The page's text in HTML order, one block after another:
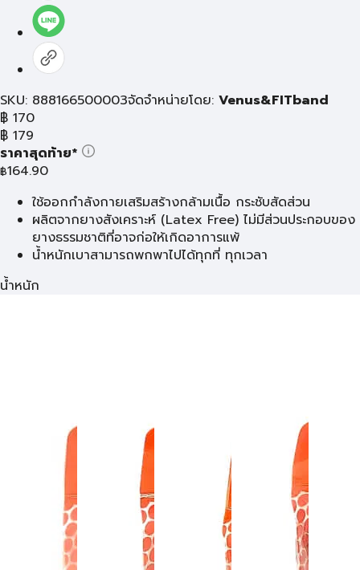
SKU: 888166500003จัดจำหน่ายโดย: Venus&FITband
฿ 170
฿ 179
ราคาสุดท้าย*
฿164.90
ใช้ออกกำลังกายเสริมสร้างกล้ามเนื้อ กระชับสัดส่วน
ผลิตจากยางสังเคราะห์ (Latex Free) ไม่มีส่วนประกอบของ
ยางธรรมชาติที่อาจก่อให้เกิดอาการแพ้
น้ำหนักเบาสามารถพกพาไปได้ทุกที่ ทุกเวลา
น้ำหนัก